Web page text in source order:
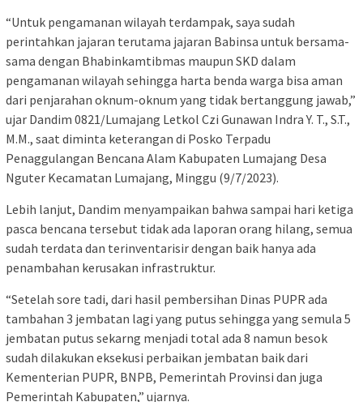
“Untuk pengamanan wilayah terdampak, saya sudah
perintahkan jajaran terutama jajaran Babinsa untuk bersama-
sama dengan Bhabinkamtibmas maupun SKD dalam
pengamanan wilayah sehingga harta benda warga bisa aman
dari penjarahan oknum-oknum yang tidak bertanggung jawab,”
ujar Dandim 0821/Lumajang Letkol Czi Gunawan Indra Y. T., S.T.,
M.M., saat diminta keterangan di Posko Terpadu
Penaggulangan Bencana Alam Kabupaten Lumajang Desa
Nguter Kecamatan Lumajang, Minggu (9/7/2023).
Lebih lanjut, Dandim menyampaikan bahwa sampai hari ketiga
pasca bencana tersebut tidak ada laporan orang hilang, semua
sudah terdata dan terinventarisir dengan baik hanya ada
penambahan kerusakan infrastruktur.
“Setelah sore tadi, dari hasil pembersihan Dinas PUPR ada
tambahan 3 jembatan lagi yang putus sehingga yang semula 5
jembatan putus sekarng menjadi total ada 8 namun besok
sudah dilakukan eksekusi perbaikan jembatan baik dari
Kementerian PUPR, BNPB, Pemerintah Provinsi dan juga
Pemerintah Kabupaten,” ujarnya.